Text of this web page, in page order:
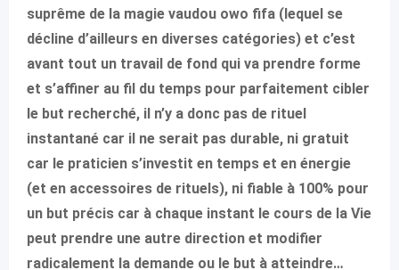
suprême de la magie vaudou owo fifa (lequel se
décline d’ailleurs en diverses catégories) et c’est
avant tout un travail de fond qui va prendre forme
et s’affiner au fil du temps pour parfaitement cibler
le but recherché, il n’y a donc pas de rituel
instantané car il ne serait pas durable, ni gratuit
car le praticien s’investit en temps et en énergie
(et en accessoires de rituels), ni fiable à 100% pour
un but précis car à chaque instant le cours de la Vie
peut prendre une autre direction et modifier
radicalement la demande ou le but à atteindre…